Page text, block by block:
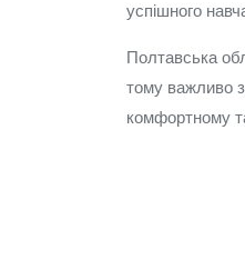
успішного
Полтавська
тому важливо
комфортному